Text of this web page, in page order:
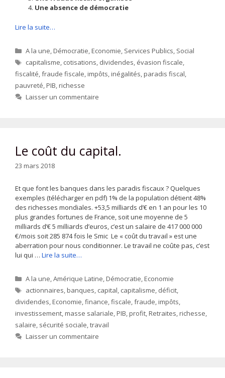
Une absence de démocratie
Lire la suite…
Catégories
A la une Démocratie Economie Services Publics Social
Étiquettes
capitalisme cotisations dividendes évasion fiscale
fiscalité fraude fiscale impôts inégalités paradis fiscal
pauvreté PIB richesse
Laisser un commentaire
Le coût du capital.
23 mars 2018
Et que font les banques dans les paradis fiscaux ? Quelques
exemples (télécharger en pdf) 1% de la population détient 48%
des richesses mondiales. +53,5 milliards d’€ en 1 an pour les 10
plus grandes fortunes de France, soit une moyenne de 5
milliards d’€ 5 milliards d’euros, c’est un salaire de 417 000 000
€/mois soit 285 874 fois le Smic Le « coût du travail » est une
aberration pour nous conditionner. Le travail ne coûte pas, c’est
lui qui … Lire la suite…
Catégories
A la une,Amérique Latine,Démocratie,Economie
Étiquettes
actionnaires,banques, capital, capitalisme, déficit,
dividendes,Economie,finance,fiscale,fraude,impôts,
investissement,masse salariale,PIB,profit,Retraites,richesse,
salaire, sécurité sociale,travail
Laisser un commentaire